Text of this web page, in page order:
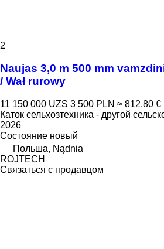
2
Naujas 3,0 m 500 mm
/ Wał rurowy
11 150 000 UZS 3 500 PLN ≈ 812,80 €
Каток сельхозтехника - другой
2026
Состояние новый
Польша, Nądnia
ROJTECH
Связаться с продавцом